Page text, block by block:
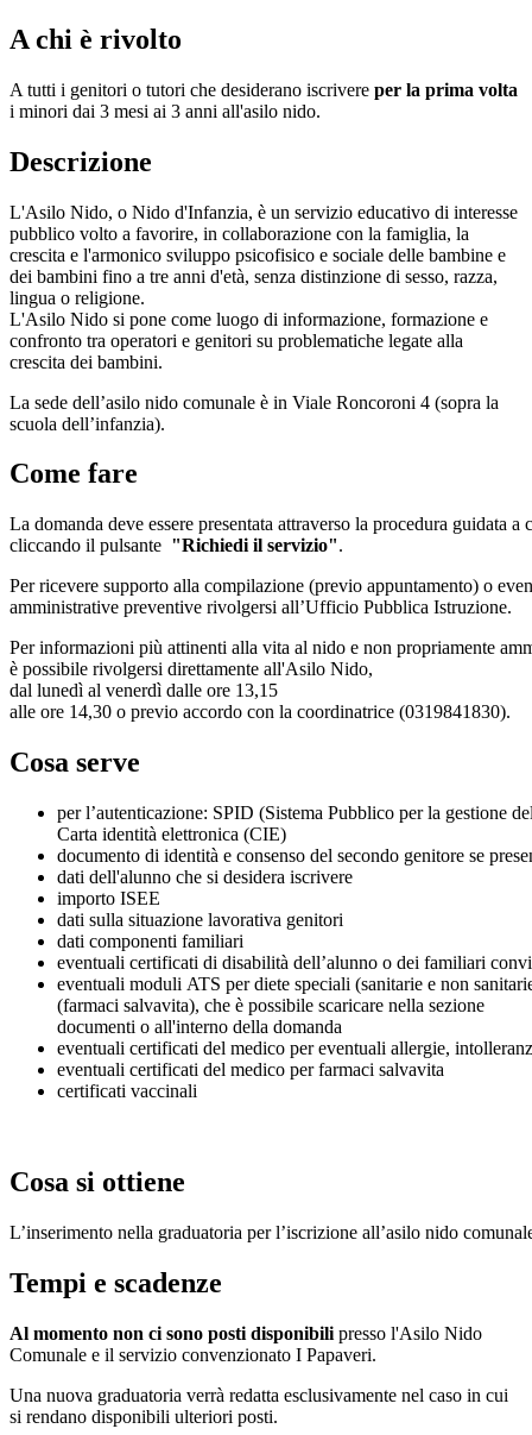
A chi è rivolto
A tutti i genitori o tutori che desiderano iscrivere per la prima volta
i minori dai 3 mesi ai 3 anni all'asilo nido.
Descrizione
L'Asilo Nido, o Nido d'Infanzia, è un servizio educativo di interesse
pubblico volto a favorire, in collaborazione con la famiglia, la
crescita e l'armonico sviluppo psicofisico e sociale delle bambine e
dei bambini fino a tre anni d'età, senza distinzione di sesso, razza,
lingua o religione.
L'Asilo Nido si pone come luogo di informazione, formazione e
confronto tra operatori e genitori su problematiche legate alla
crescita dei bambini.
La sede dell’asilo nido comunale è in Viale Roncoroni 4 (sopra la
scuola dell’infanzia).
Come fare
La domanda deve essere presentata attraverso la procedura guidata a
cliccando il pulsante "Richiedi il servizio".
Per ricevere supporto alla compilazione (previo appuntamento) o
amministrative preventive rivolgersi all’Ufficio Pubblica Istruzione.
Per informazioni più attinenti alla vita al nido e non propriamente
è possibile rivolgersi direttamente all'Asilo Nido,
dal lunedì al venerdì dalle ore 13,15
alle ore 14,30 o previo accordo con la coordinatrice (0319841830).
Cosa serve
per l’autenticazione: SPID (Sistema Pubblico per la gestione
Carta identità elettronica (CIE)
documento di identità e consenso del secondo genitore se
dati dell'alunno che si desidera iscrivere
importo ISEE
dati sulla situazione lavorativa genitori
dati componenti familiari
eventuali certificati di disabilità dell’alunno o dei familiari
eventuali moduli ATS per diete speciali (sanitarie e non
(farmaci salvavita), che è possibile scaricare nella sezione
documenti o all'interno della domanda
eventuali certificati del medico per eventuali allergie,
eventuali certificati del medico per farmaci salvavita
certificati vaccinali
Cosa si ottiene
L’inserimento nella graduatoria per l’iscrizione all’asilo nido
Tempi e scadenze
Al momento non ci sono posti disponibili presso l'Asilo Nido
Comunale e il servizio convenzionato I Papaveri.
Una nuova graduatoria verrà redatta esclusivamente nel caso in cui
si rendano disponibili ulteriori posti.